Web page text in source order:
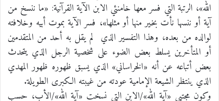
الله»، الرتبة التي فسر معها خامنئي الابن الآية القرآنية: «ما ننسخ من
آية أو ننسها نأت بخير منها أو مثلها»، فسر الآية بموت أبيه وخلافته
لوالده من بعده، وهذا التفسير الذي لم يقل به أحد من المتقدمين
أو المتأخرين يسلط بعض الضوء على شخصية الرجل الذي يتحدث
بعض أتباعه عن أنه «الخراساني» الذي يسبق ظهوره ظهور المهدي
الذي ينتظر الشيعة الإمامية عودته من غيبته الكبرى الطويلة.
وكون مجتبى «آية الله»/الابن التي نسخت «آية الله»/الأب، حسب